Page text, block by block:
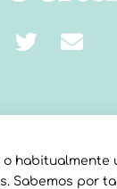
habitualmente
Sabemos por